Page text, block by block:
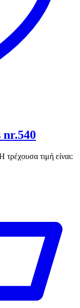
τρέχουσα τιμή είναι: